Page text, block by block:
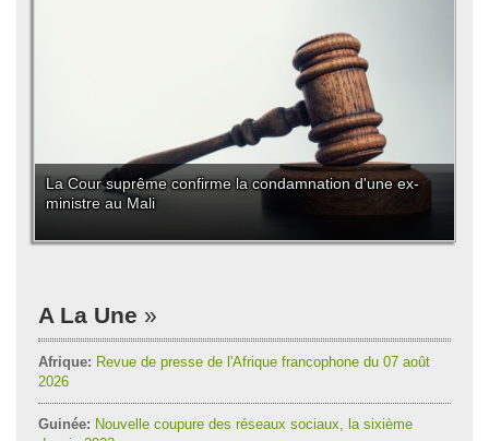
La Cour suprême confirme la condamnation d'une ex-
ministre au Mali
A La Une
Afrique: Revue de presse de l'Afrique francophone du 07 août
2026
Guinée: Nouvelle coupure des réseaux sociaux, la sixième